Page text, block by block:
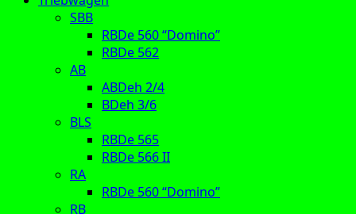
SBB
RBDe 560 “Domino”
RBDe 562
AB
ABDeh 2/4
BDeh 3/6
BLS
RBDe 565
RBDe 566 II
RA
RBDe 560 “Domino”
RB